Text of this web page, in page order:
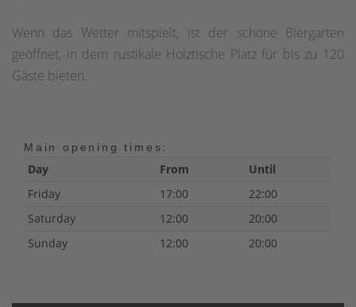
Wenn das Wetter mitspielt, ist der schöne Biergarten
geöffnet, in dem rustikale Holztische Platz für bis zu 120
Gäste bieten.
Main opening times:
Day From
Until
Friday
17:00
22:00
Saturday
12:00
20:00
Sunday
12:00 20:00